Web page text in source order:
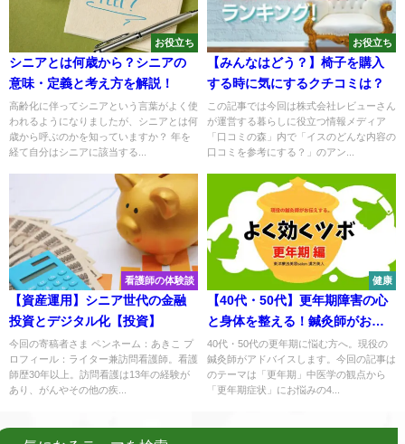
お役立ち
シニアとは何歳から？シニアの
意味・定義と考え方を解説！
高齢化に伴ってシニアという言葉がよく使
われるようになりましたが、シニアとは何
歳から呼ぶのかを知っていますか？ 年を
経て自分はシニアに該当する...
お役立ち
【みんなはどう？】椅子を購入
する時に気にするクチコミは？
この記事では今回は株式会社レビューさん
が運営する暮らしに役立つ情報メディア
「口コミの森」内で「イスのどんな内容の
口コミを参考にする？」のアン...
看護師の体験談
【資産運用】シニア世代の金融
投資とデジタル化【投資】
今回の寄稿者さま ペンネーム：あきこ プ
ロフィール：ライター兼訪問看護師。看護
師歴30年以上。訪問看護は13年の経験が
あり、がんやその他の疾...
健康
【40代・50代】更年期障害の心
と身体を整える！鍼灸師がおす
すめするツボ5選
40代・50代の更年期に悩む方へ。現役の
鍼灸師がアドバイスします。今回の記事は
のテーマは「更年期」中医学の観点から
「更年期症状」にお悩みの4...